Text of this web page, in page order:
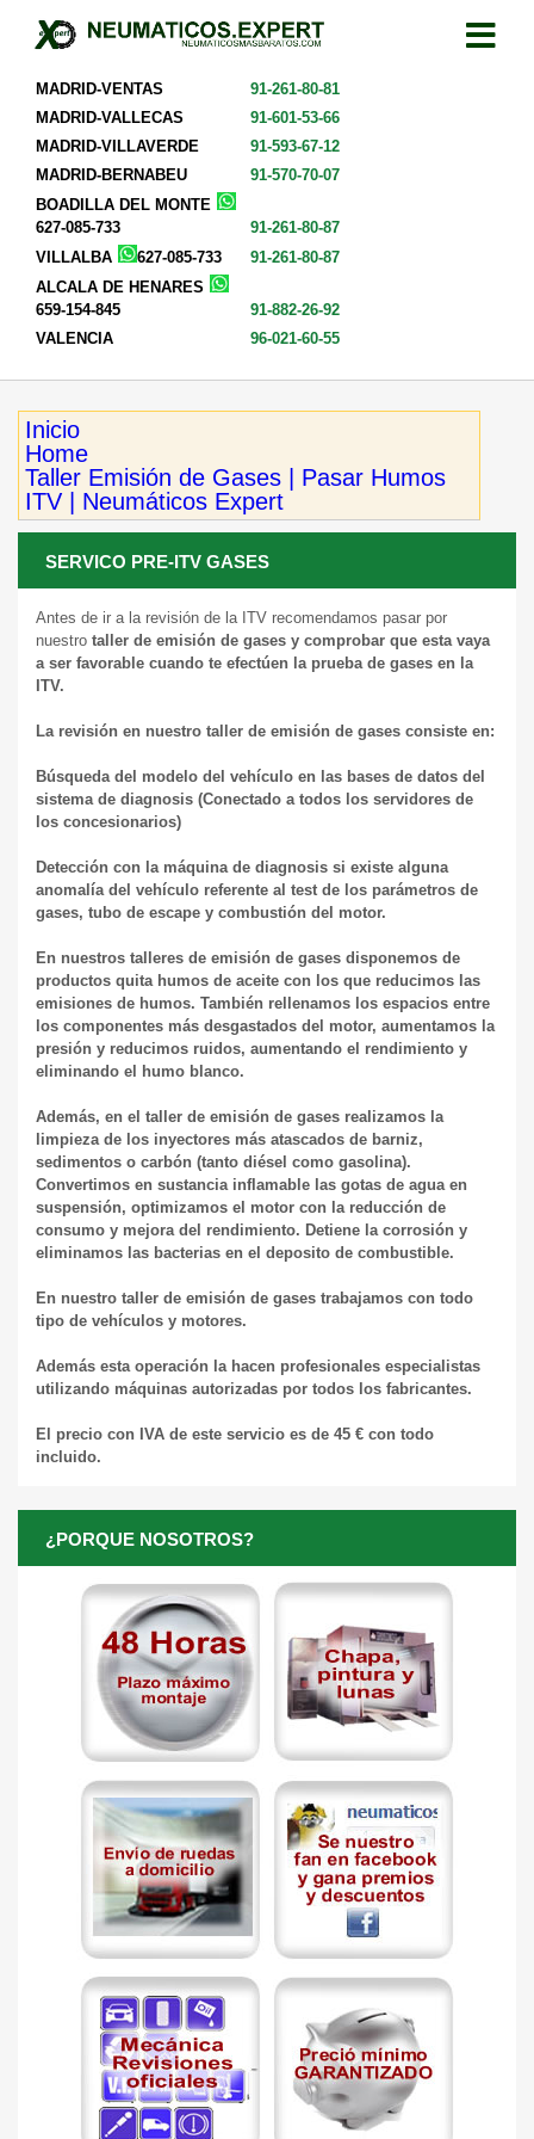
MADRID-VENTAS
91-261-80-81
MADRID-VALLECAS
91-601-53-66
MADRID-VILLAVERDE
91-593-67-12
MADRID-BERNABEU
91-570-70-07
BOADILLA DEL MONTE
627-085-733
91-261-80-87
VILLALBA
627-085-733
91-261-80-87
ALCALA DE HENARES
659-154-845
91-882-26-92
VALENCIA
96-021-60-55
Inicio
Home
Taller Emisión de Gases | Pasar Humos
ITV | Neumáticos Expert
SERVICO PRE-ITV GASES
Antes de ir a la revisión de la ITV recomendamos pasar por
nuestro taller de emisión de gases y comprobar que esta vaya
a ser favorable cuando te efectúen la prueba de gases en la
ITV.
La revisión en nuestro taller de emisión de gases consiste en:
Búsqueda del modelo del vehículo en las bases de datos del
sistema de diagnosis (Conectado a todos los servidores de
los concesionarios)
Detección con la máquina de diagnosis si existe alguna
anomalía del vehículo referente al test de los parámetros de
gases, tubo de escape y combustión del motor.
En nuestros talleres de emisión de gases disponemos de
productos quita humos de aceite con los que reducimos las
emisiones de humos. También rellenamos los espacios entre
los componentes más desgastados del motor, aumentamos la
presión y reducimos ruidos, aumentando el rendimiento y
eliminando el humo blanco.
Además, en el taller de emisión de gases realizamos la
limpieza de los inyectores más atascados de barniz,
sedimentos o carbón (tanto diésel como gasolina).
Convertimos en sustancia inflamable las gotas de agua en
suspensión, optimizamos el motor con la reducción de
consumo y mejora del rendimiento. Detiene la corrosión y
eliminamos las bacterias en el deposito de combustible.
En nuestro taller de emisión de gases trabajamos con todo
tipo de vehículos y motores.
Además esta operación la hacen profesionales especialistas
utilizando máquinas autorizadas por todos los fabricantes.
El precio con IVA de este servicio es de 45 € con todo
incluido.
¿PORQUE NOSOTROS?